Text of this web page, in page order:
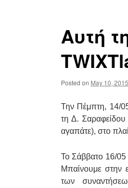
Αυτή
Posted on May 10, 2015
Την Πέμπτη, 14/
τη Δ.
αγαπάτε), στο
Το Σάββατο 16/05
Μπαίνουμε στην
των